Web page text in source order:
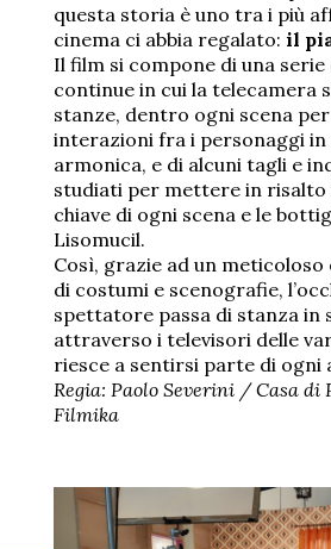
questa storia è uno tra i più
cinema ci abbia regalato: il
Il film si compone di una
continue in cui la telecamera
stanze, dentro ogni scena
interazioni fra i personaggi in
armonica, e di alcuni tagli e
studiati per mettere in risalto
chiave di ogni scena e le
Lisomucil.
Così, grazie ad un
di costumi e scenografie,
spettatore passa di stanza in
attraverso i televisori delle
riesce a sentirsi parte di ogni
Regia: Paolo Severini / Casa di
Filmika